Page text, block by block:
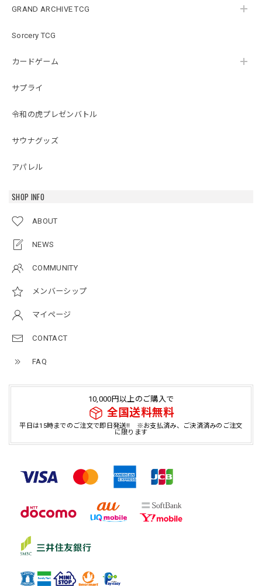
GRAND ARCHIVE TCG
Sorcery TCG
カードゲーム
サプライ
令和の虎プレゼンバトル
サウナグッズ
アパレル
SHOP INFO
ABOUT
NEWS
COMMUNITY
メンバーシップ
マイページ
CONTACT
FAQ
10,000円以上のご購入で
全国送料無料
平日は15時までのご注文で即日発送!! ※お支払済み、ご決済済みのご注文
に限ります